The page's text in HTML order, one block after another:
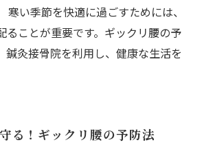
寒い季節を快適に過ごすためには、
ることが重要です。ギックリ腰の予
鍼灸接骨院を利用し、健康な生活を
る！ギックリ腰の予防法